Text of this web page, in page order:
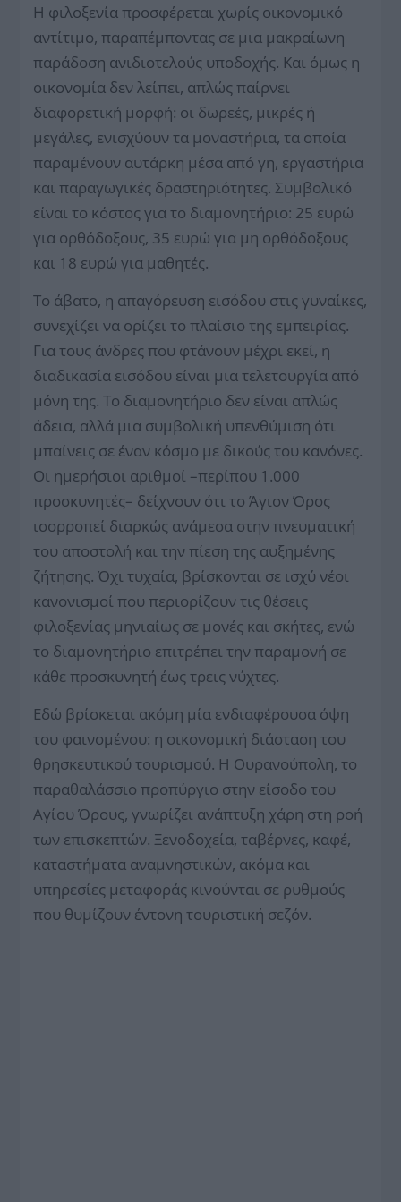
Η φιλοξενία προσφέρεται χωρίς οικονομικό
αντίτιμο, παραπέμποντας σε μια μακραίωνη
παράδοση ανιδιοτελούς υποδοχής. Και όμως η
οικονομία δεν λείπει, απλώς παίρνει
διαφορετική μορφή: οι δωρεές, μικρές ή
μεγάλες, ενισχύουν τα μοναστήρια, τα οποία
παραμένουν αυτάρκη μέσα από γη, εργαστήρια
και παραγωγικές δραστηριότητες. Συμβολικό
είναι το κόστος για το διαμονητήριο: 25 ευρώ
για ορθόδοξους, 35 ευρώ για μη ορθόδοξους
και 18 ευρώ για μαθητές.
Το άβατο, η απαγόρευση εισόδου στις γυναίκες,
συνεχίζει να ορίζει το πλαίσιο της εμπειρίας.
Για τους άνδρες που φτάνουν μέχρι εκεί, η
διαδικασία εισόδου είναι μια τελετουργία από
μόνη της. Το διαμονητήριο δεν είναι απλώς
άδεια, αλλά μια συμβολική υπενθύμιση ότι
μπαίνεις σε έναν κόσμο με δικούς του κανόνες.
Οι ημερήσιοι αριθμοί –περίπου 1.000
προσκυνητές– δείχνουν ότι το Άγιον Όρος
ισορροπεί διαρκώς ανάμεσα στην πνευματική
του αποστολή και την πίεση της αυξημένης
ζήτησης. Όχι τυχαία, βρίσκονται σε ισχύ νέοι
κανονισμοί που περιορίζουν τις θέσεις
φιλοξενίας μηνιαίως σε μονές και σκήτες, ενώ
το διαμονητήριο επιτρέπει την παραμονή σε
κάθε προσκυνητή έως τρεις νύχτες.
Εδώ βρίσκεται ακόμη μία ενδιαφέρουσα όψη
του φαινομένου: η οικονομική διάσταση του
θρησκευτικού τουρισμού. Η Ουρανούπολη, το
παραθαλάσσιο προπύργιο στην είσοδο του
Αγίου Όρους, γνωρίζει ανάπτυξη χάρη στη ροή
των επισκεπτών. Ξενοδοχεία, ταβέρνες, καφέ,
καταστήματα αναμνηστικών, ακόμα και
υπηρεσίες μεταφοράς κινούνται σε ρυθμούς
που θυμίζουν έντονη τουριστική σεζόν.